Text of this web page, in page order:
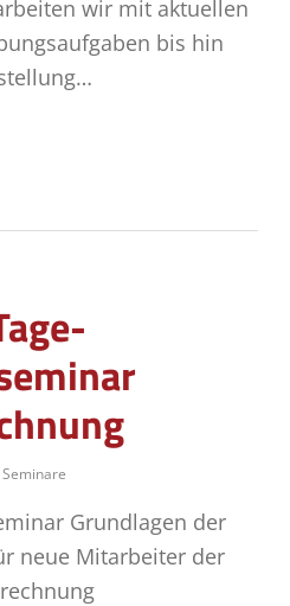
wir mit aktuellen
bis hin
Seminare
Grundlagen der
neue Mitarbeiter der